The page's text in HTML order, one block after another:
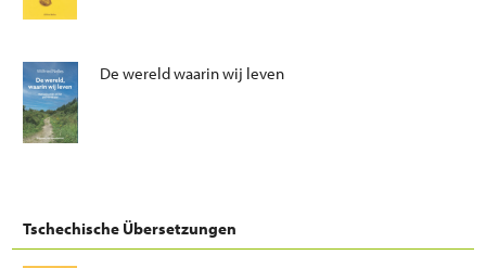
De wereld waarin wij leven
Tschechische Übersetzungen